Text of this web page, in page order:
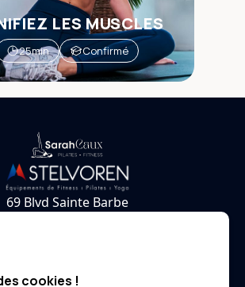
LES MUSCLES
25min Confirmé
69 Blvd Sainte Barbe
cookies !